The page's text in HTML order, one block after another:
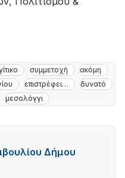
συμμετοχή
ακόμη
επιστρέφει…
δυνατό
μεσολόγγι
Δήμου